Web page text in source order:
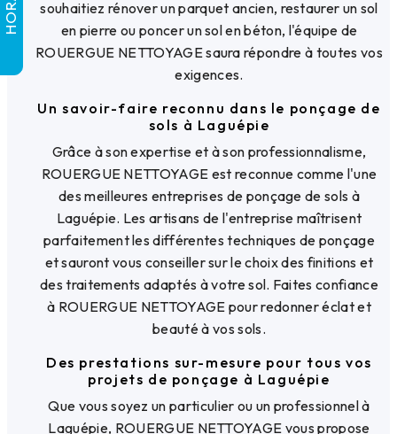
souhaitiez rénover un parquet ancien, restaurer un sol
en pierre ou poncer un sol en béton, l'équipe de
ROUERGUE NETTOYAGE saura répondre à toutes vos
exigences.
Un savoir-faire reconnu dans le ponçage de
sols à Laguépie
Grâce à son expertise et à son professionnalisme,
ROUERGUE NETTOYAGE est reconnue comme l'une
des meilleures entreprises de ponçage de sols à
Laguépie. Les artisans de l'entreprise maîtrisent
parfaitement les différentes techniques de ponçage
et sauront vous conseiller sur le choix des finitions et
des traitements adaptés à votre sol. Faites confiance
à ROUERGUE NETTOYAGE pour redonner éclat et
beauté à vos sols.
Des prestations sur-mesure pour tous vos
projets de ponçage à Laguépie
Que vous soyez un particulier ou un professionnel à
Laguépie, ROUERGUE NETTOYAGE vous propose